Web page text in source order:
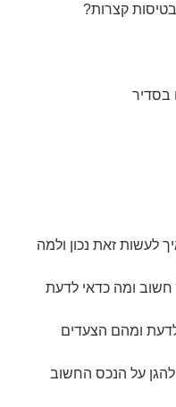
קצרות?
בסדיר
לעשות זאת נכון ולמה
חשוב ומה כדאי לדעת
ומהם הצעדים
על הנכס החשוב